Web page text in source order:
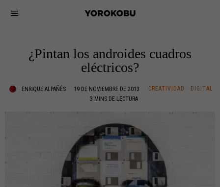
¿Pintan los androides cuadros
eléctricos?
ENRIQUE ALPAÑÉS 19 DE NOVIEMBRE DE 2013 CREATIVIDAD · DIGITAL
3 MINS DE LECTURA